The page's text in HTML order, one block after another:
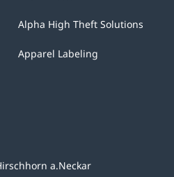
Alpha High Theft Solutions
Apparel Labeling
a.Neckar